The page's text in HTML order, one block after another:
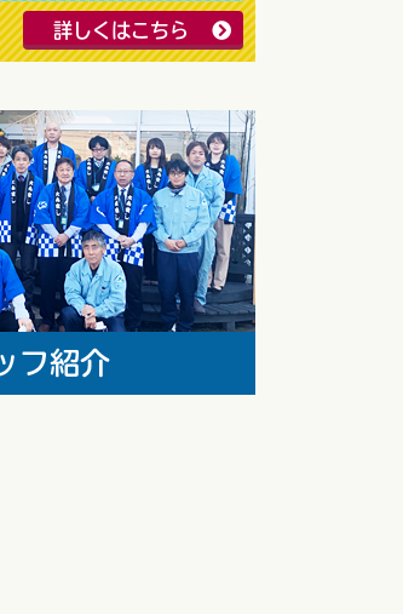
詳しくはこちら